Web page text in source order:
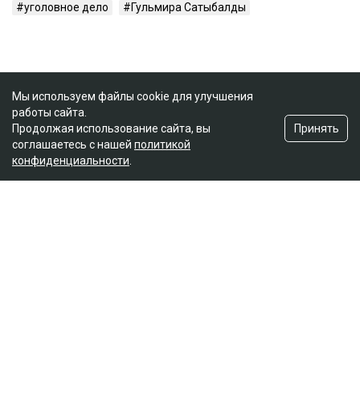
уголовное дело
Гульмира Сатыбалды
Мы используем файлы cookie для улучшения
работы сайта.
Продолжая использование сайта, вы
соглашаетесь с нашей политикой
конфиденциальности
Принять